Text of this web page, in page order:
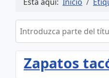
Zapatos